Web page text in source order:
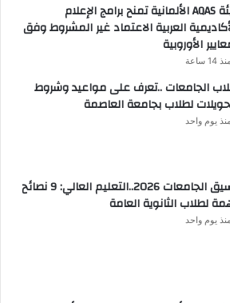
هيئة AQAS الألمانية تمنح برامج الإعلام
العربية الاعتماد غير المشروط وفق
الأوروبية
منذ 14 ساعة
الجامعات ..تعرف على مواعيد وشروط
لطلاب بجامعة العاصمة
منذ يوم واحد
تنسيق الجامعات 2026..التعليم العالي: 9 نصائح
لطلاب الثانوية العامة
منذ يوم واحد